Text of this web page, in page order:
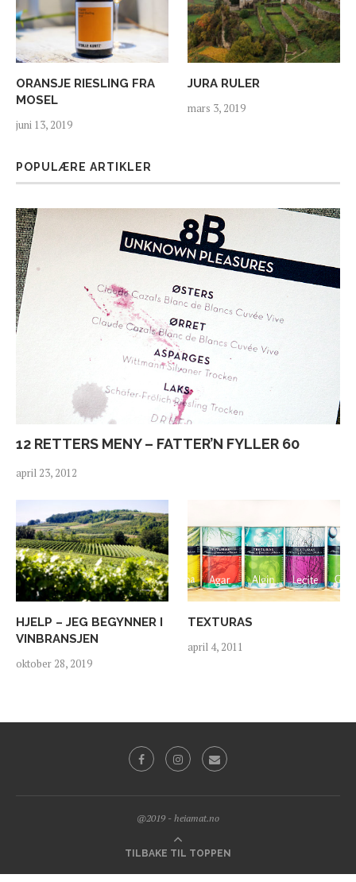
ORANSJE RIESLING FRA
MOSEL
juni 13, 2019
JURA RULER
mars 3, 2019
POPULÆRE ARTIKLER
12 RETTERS MENY – FATTER’N FYLLER 60
april 23, 2012
HJELP – JEG BEGYNNER I
VINBRANSJEN
oktober 28, 2019
TEXTURAS
april 4, 2011
@2019 - heiamat.no
TILBAKE TIL TOPPEN